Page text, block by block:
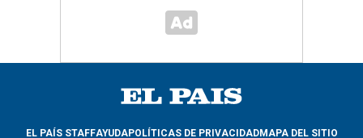
EL PAÍS STAFFAYUDAPOLÍTICAS DE PRIVACIDADMAPA DEL SITIO